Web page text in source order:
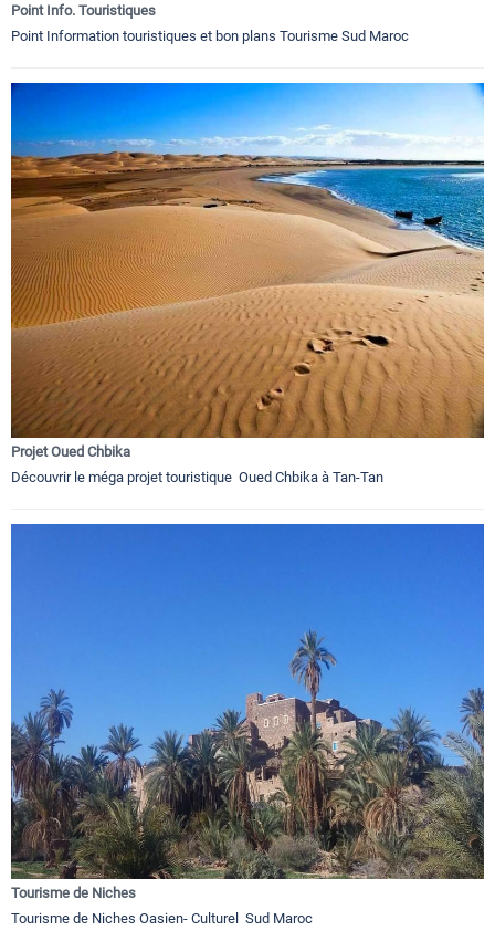
Point Info. Touristiques
Point Information touristiques et bon plans Tourisme Sud Maroc
Projet Oued Chbika
Découvrir le méga projet touristique Oued Chbika à Tan-Tan
Tourisme de Niches
Tourisme de Niches Oasien- Culturel Sud Maroc